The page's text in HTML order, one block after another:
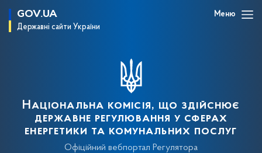
GOV.UA
Державні сайти України
Меню
Національна комісія, що здійснює
державне регулювання у сферах
енергетики та комунальних послуг
Офіційний вебпортал Регулятора